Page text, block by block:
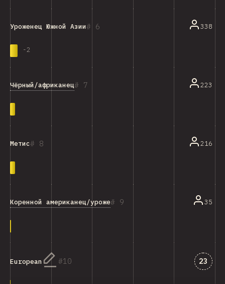
6
Уроженец Южной Азии
-2
338
7
Чёрный/африканец 223
8
Метис 216
9
Коренной американец/уроженец островов Тихого океана/
35
10
European 23